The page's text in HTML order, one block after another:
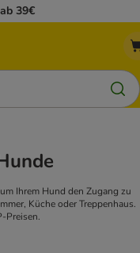
39€
Ihrem Hund den Zugang zu
Küche oder Treppenhaus.
Preisen.